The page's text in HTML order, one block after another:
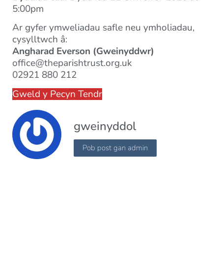
5:00pm
Ar gyfer ymweliadau safle neu ymholiadau,
cysylltwch â:
Angharad Everson (Gweinyddwr)
office@theparishtrust.org.uk
02921 880 212
Gweld y Pecyn Tendr
gweinyddol
Pob post gan admin